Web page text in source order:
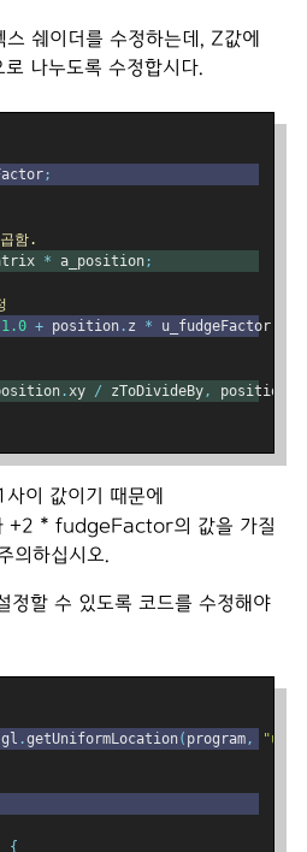
쉐이더를 수정하는데, Z값에
나누도록 수정합시다.
;
함.
* a_position ;
1.0 + position . z * u_fudgeFactor
. xy / zToDivideBy , position
이 값이기 때문에
+2 * fudgeFactor의 값을 가질
의하십시오.
할 수 있도록 코드를 수정해야
gl .getUniformLocation( program ,
{